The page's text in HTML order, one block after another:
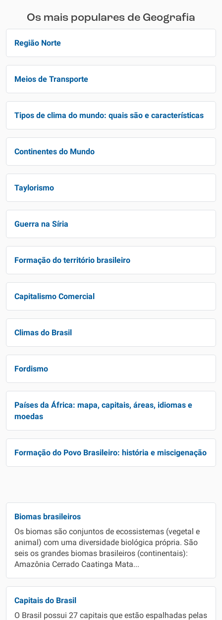
Os mais populares de Geografia
Região Norte
Meios de Transporte
Tipos de clima do mundo: quais são e características
Continentes do Mundo
Taylorismo
Guerra na Síria
Formação do território brasileiro
Capitalismo Comercial
Climas do Brasil
Fordismo
Países da África: mapa, capitais, áreas, idiomas e
moedas
Formação do Povo Brasileiro: história e miscigenação
Biomas brasileiros
Os biomas são conjuntos de ecossistemas (vegetal e
animal) com uma diversidade biológica própria. São
seis os grandes biomas brasileiros (continentais):
Amazônia Cerrado Caatinga Mata...
Capitais do Brasil
O Brasil possui 27 capitais que estão espalhadas pelas